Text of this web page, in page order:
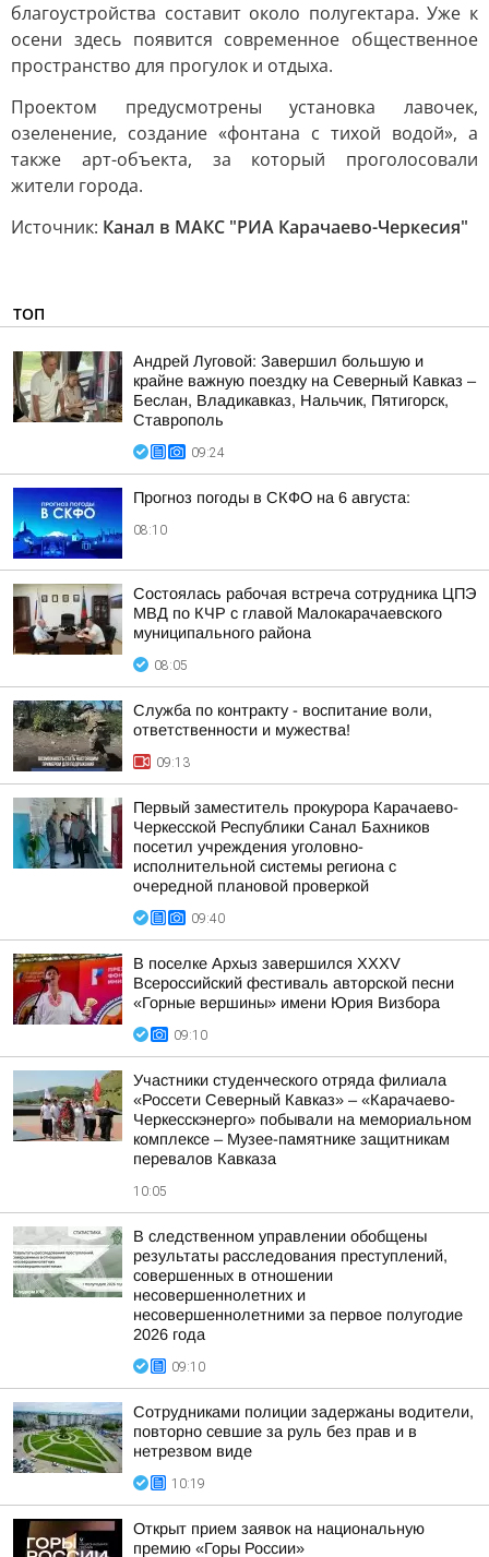
благоустройства составит около полугектара. Уже к
осени здесь появится современное общественное
пространство для прогулок и отдыха.
Проектом предусмотрены установка лавочек,
озеленение, создание «фонтана с тихой водой», а
также арт-объекта, за который проголосовали
жители города.
Источник: Канал в МАКС "РИА Карачаево-Черкесия"
ТОП
Андрей Луговой: Завершил большую и
крайне важную поездку на Северный Кавказ –
Беслан, Владикавказ, Нальчик, Пятигорск,
Ставрополь
09:24
Прогноз погоды в СКФО на 6 августа:
08:10
Состоялась рабочая встреча сотрудника ЦПЭ
МВД по КЧР с главой Малокарачаевского
муниципального района
08:05
Служба по контракту - воспитание воли,
ответственности и мужества!
09:13
Первый заместитель прокурора Карачаево-
Черкесской Республики Санал Бахников
посетил учреждения уголовно-
исполнительной системы региона с
очередной плановой проверкой
09:40
В поселке Архыз завершился XXXV
Всероссийский фестиваль авторской песни
«Горные вершины» имени Юрия Визбора
09:10
Участники студенческого отряда филиала
«Россети Северный Кавказ» – «Карачаево-
Черкесскэнерго» побывали на мемориальном
комплексе – Музее-памятнике защитникам
перевалов Кавказа
10:05
В следственном управлении обобщены
результаты расследования преступлений,
совершенных в отношении
несовершеннолетних и
несовершеннолетними за первое полугодие
2026 года
09:10
Сотрудниками полиции задержаны водители,
повторно севшие за руль без прав и в
нетрезвом виде
10:19
Открыт прием заявок на национальную
премию «Горы России»